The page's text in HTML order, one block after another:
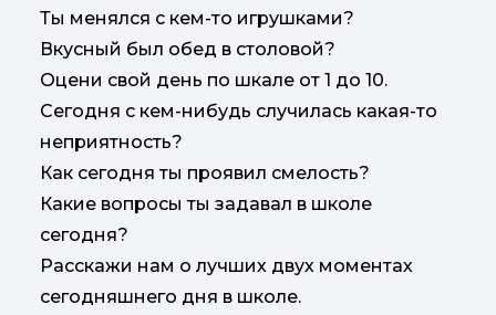
Ты менялся с кем-то игрушками?
Вкусный был обед в столовой?
Оцени свой день по шкале от 1 до 10.
Сегодня с кем-нибудь случилась какая-то
неприятность?
Как сегодня ты проявил смелость?
Какие вопросы ты задавал в школе
сегодня?
Расскажи нам о лучших двух моментах
сегодняшнего дня в школе.